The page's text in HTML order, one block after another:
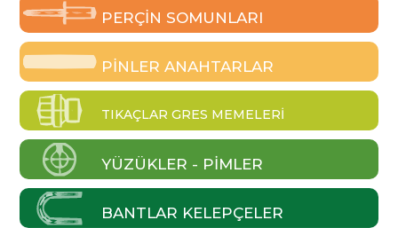
PERÇIN SOMUNLARI
PINLER ANAHTARLAR
TIKAÇLAR GRES MEMELERI
YÜZÜKLER - PIMLER
BANTLAR KELEPÇELER